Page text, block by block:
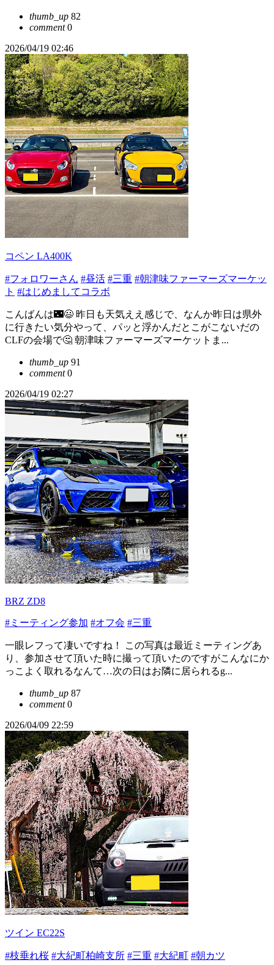
thumb_up 82
comment0
2026/04/19 02:46
コペン LA400K
#フォロワーさん #昼活 #三重 #朝津味ファーマーズマーケッ
ト #はじめましてコラボ
こんばんは🌃😃 昨日も天気ええ感じで、なんか昨日は県外
に行きたい気分やって、パッと浮かんだとこがこないだの
CLFの会場で🤔 朝津味ファーマーズマーケットま...
thumb_up 91
comment0
2026/04/19 02:27
BRZ ZD8
#ミーティング参加 #オフ会 #三重
一眼レフって凄いですね！ この写真は最近ミーティングあ
り、参加させて頂いた時に撮って頂いたのですがこんなにか
っこよく取れるなんて…次の日はお隣に居られるg...
thumb_up 87
comment0
2026/04/09 22:59
ツイン EC22S
#枝垂れ桜 #大紀町柏崎支所 #三重 #大紀町 #朝カツ